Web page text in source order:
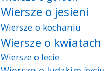
Wiersze o jesieni
Wiersze o kochaniu
Wiersze o kwiatach
Wiersze o lecie